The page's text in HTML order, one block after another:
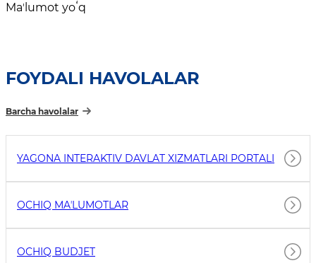
Maʼlumot yoʻq
FOYDALI HAVOLALAR
Barcha havolalar
YAGONA INTERAKTIV DAVLAT XIZMATLARI PORTALI
OCHIQ MAʼLUMOTLAR
OCHIQ BUDJET